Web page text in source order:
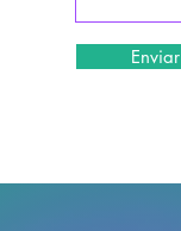
Enviar